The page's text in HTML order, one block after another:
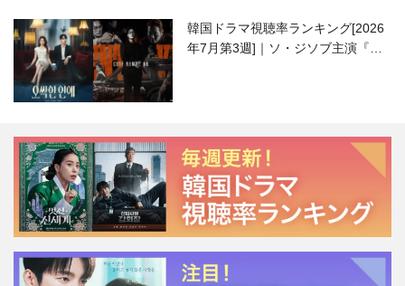
韓国ドラマ視聴率ランキング[2026
年7月第3週]｜ソ・ジソブ主演『エ